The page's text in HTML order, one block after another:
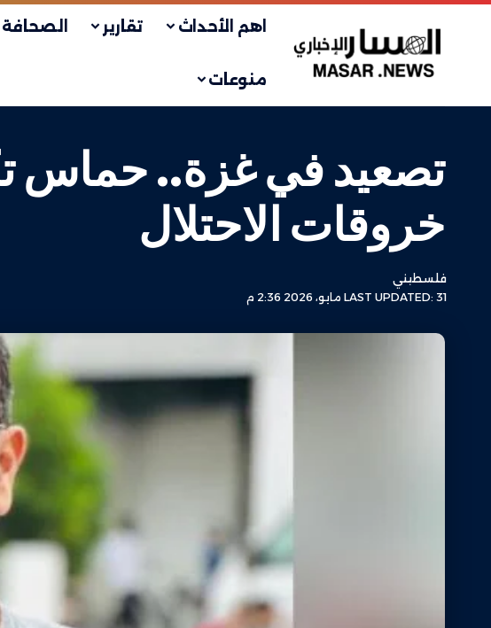
اهم الأحداث تقارير الصحافة
منوعات
تصعيد في غزة.. حماس
خروقات الاحتلال
LAST UPDATED: 31 مايو، 2026 2:36 م
فلسطيني